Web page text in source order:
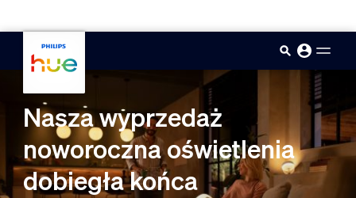
Nasza wyprzedaż
noworoczna oświetlenia
dobiegła końca